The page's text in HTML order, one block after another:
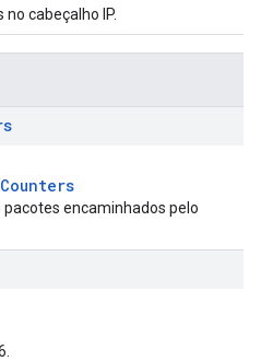
cabeçalho IP.
encaminhados pelo